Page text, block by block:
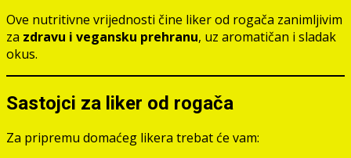
Ove nutritivne vrijednosti čine liker od rogača zanimljivim
za zdravu i vegansku prehranu, uz aromatičan i sladak
okus.
Sastojci za liker od rogača
Za pripremu domaćeg likera trebat će vam: